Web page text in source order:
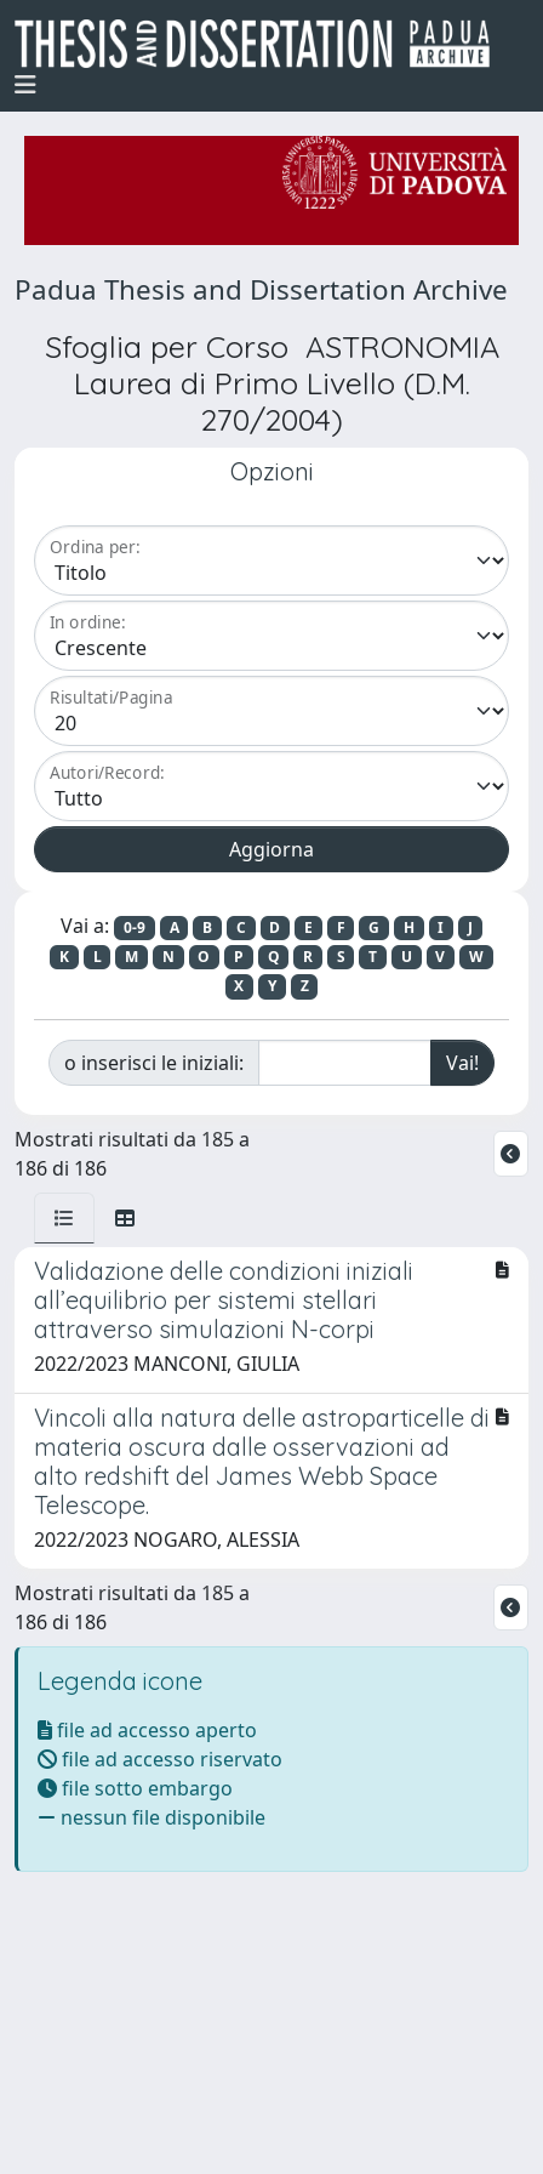
Padua Thesis and Dissertation Archive
Sfoglia per Corso ASTRONOMIA
Laurea di Primo Livello (D.M.
270/2004)
Opzioni
Ordina per:
In ordine:
Risultati/Pagina
Autori/Record:
Vai a: 0-9 A B C D E F G H I
J
K
L M N O P Q R S T U V
W
X
Y Z
o inserisci le iniziali:
Mostrati risultati da 185 a
186 di 186
Validazione delle condizioni iniziali
all’equilibrio per sistemi stellari
attraverso simulazioni N-corpi
2022/2023 MANCONI, GIULIA
Vincoli alla natura delle astroparticelle di
materia oscura dalle osservazioni ad
alto redshift del James Webb Space
Telescope.
2022/2023 NOGARO, ALESSIA
Mostrati risultati da 185 a
186 di 186
Legenda icone
file ad accesso aperto
file ad accesso riservato
file sotto embargo
nessun file disponibile